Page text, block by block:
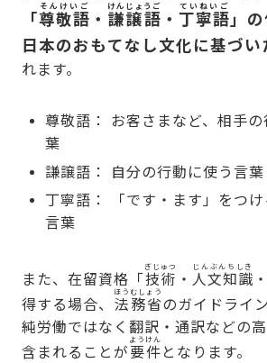
「 尊敬語
そんけいご
・ 謙譲語
けんじょうご
・ 丁寧語
ていねいご
」
日本のおもてなし文化に基づい
れます。
尊敬語： お客さまなど、相手
葉
謙譲語： 自分の行動に使う言葉
丁寧語： 「です・ます」をつ
言葉
また、在留資格「技術
ぎじゅつ
・ 人文知識
じんぶんちしき
・
得する場合、 法務省
ほうむしょう
のガイドライ
純労働ではなく翻訳・通訳などの
含まれることが 要件
ようけん
となります。